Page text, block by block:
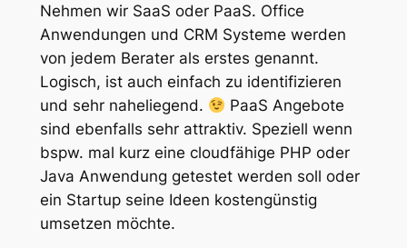
Nehmen wir SaaS oder PaaS. Office
Anwendungen und CRM Systeme werden
von jedem Berater als erstes genannt.
Logisch, ist auch einfach zu identifizieren
und sehr naheliegend.
PaaS Angebote
sind ebenfalls sehr attraktiv. Speziell wenn
bspw. mal kurz eine cloudfähige PHP oder
Java Anwendung getestet werden soll oder
ein Startup seine Ideen kostengünstig
umsetzen möchte.